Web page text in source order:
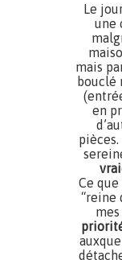
Le
une
mais
bouclé
en
Ce
“reine